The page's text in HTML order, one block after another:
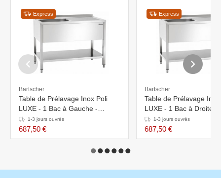
Express
Bartscher
Table de Prélavage Inox Poli
LUXE - 1 Bac à Gauche -
1200x700x850-900(h)mm
1-3 jours ouvrés
687,50 €
Express
Bartscher
Table de Prélavage
LUXE - 1 Bac à Droite -
1200x700x850-
1-3 jours ouvrés
687,50 €